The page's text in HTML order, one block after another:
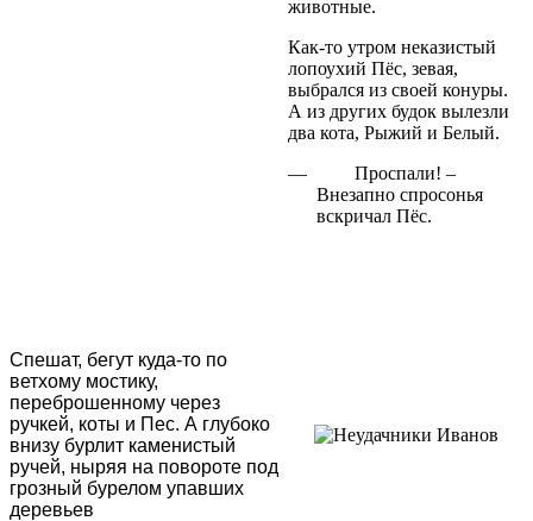
животные.
Как-то утром неказистый
лопоухий Пёс, зевая,
выбрался из своей конуры.
А из других будок вылезли
два кота, Рыжий и Белый.
—
Проспали! –
Внезапно спросонья
вскричал Пёс.
Спешат, бегут куда-то по
ветхому мостику,
переброшенному через
ручкей, коты и Пес. А глубоко
внизу бурлит каменистый
ручей, ныряя на повороте под
грозный бурелом упавших
деревьев